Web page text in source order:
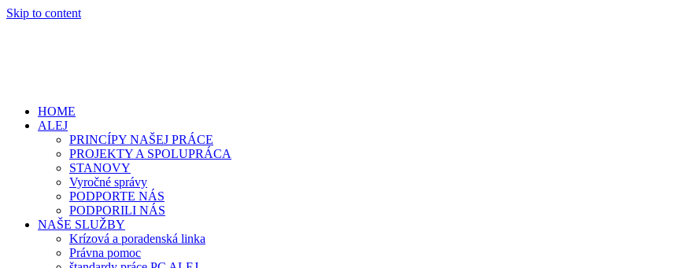
Skip to content
HOME
ALEJ
PRINCÍPY NAŠEJ PRÁCE
PROJEKTY A SPOLUPRÁCA
STANOVY
Vyročné správy
PODPORTE NÁS
PODPORILI NÁS
NAŠE SLUŽBY
Krízová a poradenská linka
Právna pomoc